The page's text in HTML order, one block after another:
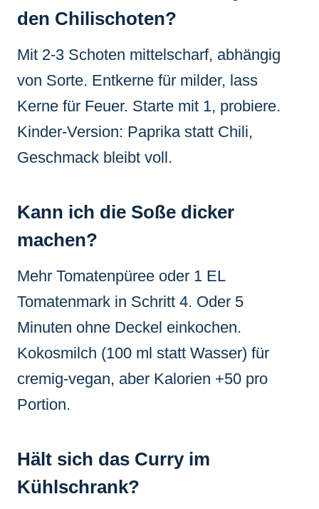
den Chilischoten?
Mit 2-3 Schoten mittelscharf, abhängig
von Sorte. Entkerne für milder, lass
Kerne für Feuer. Starte mit 1, probiere.
Kinder-Version: Paprika statt Chili,
Geschmack bleibt voll.
Kann ich die Soße dicker
machen?
Mehr Tomatenpüree oder 1 EL
Tomatenmark in Schritt 4. Oder 5
Minuten ohne Deckel einkochen.
Kokosmilch (100 ml statt Wasser) für
cremig-vegan, aber Kalorien +50 pro
Portion.
Hält sich das Curry im
Kühlschrank?